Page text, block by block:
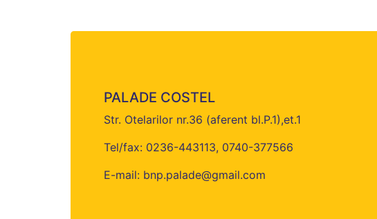
PALADE COSTEL
Str. Otelarilor nr.36 (aferent bl.P.1),et.1
Tel/fax: 0236-443113, 0740-377566
E-mail: bnp.palade@gmail.com